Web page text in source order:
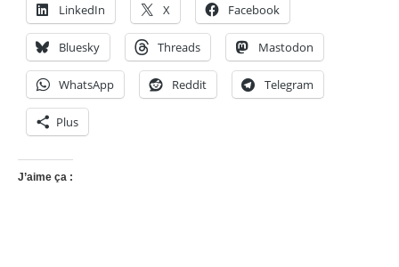
LinkedIn X Facebook
Bluesky Threads Mastodon
WhatsApp Reddit Telegram
Plus
J’aime ça :